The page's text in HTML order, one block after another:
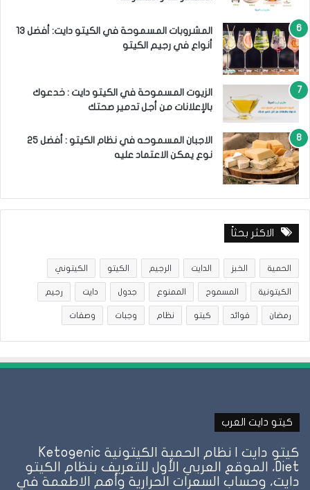
المشروبات المسموحة في الكيتو دايت: أفضل 13
أنواع في رجيم الكيتو
الزيوت المسموحة في الكيتو دايت : خدعوك
بالإعلانات من أجل تدمير صحتك
الاجبان المسموحه في نظام الكيتو : أفضل 25
نوع يمكن الاعتماد عليه
الاكثر بحثاً
الحمية الخبز الدايت الرجيم الكيتو الكيتوني
الكيتونية المسموح الممنوع جدول دايت رجيم
رمضان فوائد كيتو نظام وجبات وصفات
كيتو دايت العرب
كيتو دايت | نظام الحمية الكيتونية Ketogenic
Diet، الموقع العربي الأول للتعريف بنظام الكيتو
دايت، وحساب السعرات الحرارية وأهم الاطعمة في